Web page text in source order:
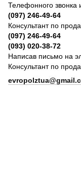
Телефонного звонка
(097) 246-49-64
Консультант по
(097) 246-49-64
(093) 020-38-72
Написав письмо на
Консультант по